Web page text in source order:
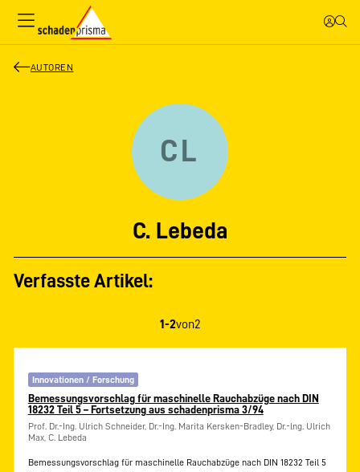
AUTOREN
CL
C. Lebeda
Verfasste Artikel:
1-2von2
Innovationen / Forschung
Bemessungsvorschlag für maschinelle Rauchabzüge nach DIN
18232 Teil 5 – Fortsetzung aus schadenprisma 3/94
Prof. Dr.-Ing. Ulrich Schneider, Dr.-Ing. Marita Kersken-Bradley, Dr.-lng. Ulrich
Max, C. Lebeda
Bemessungsvorschlag für maschinelle Rauchabzüge nach DIN 18232 Teil 5